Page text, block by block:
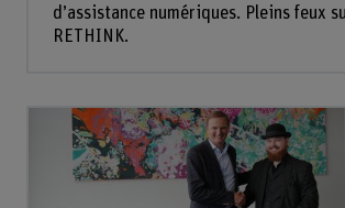
d’assistance numériques. Pleins feux
RETHINK.